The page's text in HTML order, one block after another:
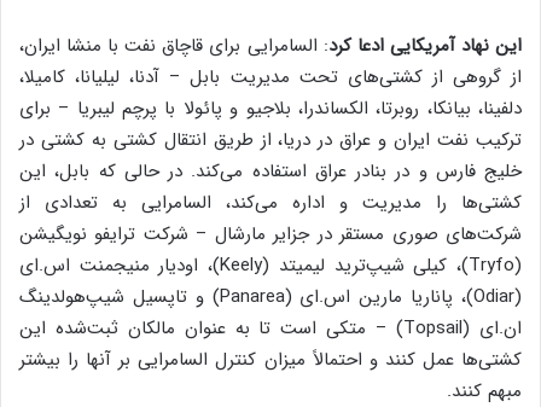
این نهاد آمریکایی ادعا کرد: السامرایی برای قاچاق نفت با منشا ایران،
از گروهی از کشتی‌های تحت مدیریت بابل – آدنا، لیلیانا، کامیلا،
دلفینا، بیانکا، روبرتا، الکساندرا، بلاجیو و پائولا با پرچم لیبریا – برای
ترکیب نفت ایران و عراق در دریا، از طریق انتقال کشتی به کشتی در
خلیج فارس و در بنادر عراق استفاده می‌کند. در حالی که بابل، این
کشتی‌ها را مدیریت و اداره می‌کند، السامرایی به تعدادی از
شرکت‌های صوری مستقر در جزایر مارشال – شرکت ترایفو نویگیشن
(Tryfo)، کیلی شیپ‌ترید لیمیتد (Keely)، اودیار منیجمنت اس.ای
(Odiar)، پاناریا مارین اس.ای (Panarea) و تاپسیل شیپ‌هولدینگ
ان.ای (Topsail) – متکی است تا به عنوان مالکان ثبت‌شده این
کشتی‌ها عمل کنند و احتمالاً میزان کنترل السامرایی بر آنها را بیشتر
مبهم کنند.